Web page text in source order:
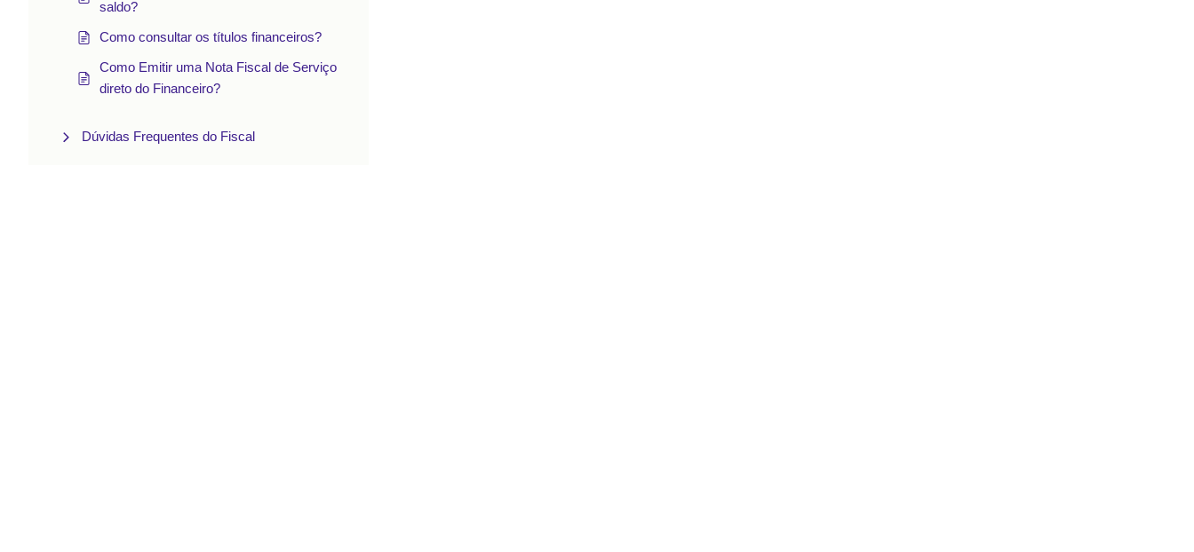
saldo?
Como consultar os títulos financeiros?
Como Emitir uma Nota Fiscal de Serviço
direto do Financeiro?
Dúvidas Frequentes do Fiscal